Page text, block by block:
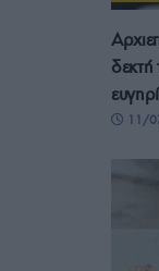
δεκτή
11/